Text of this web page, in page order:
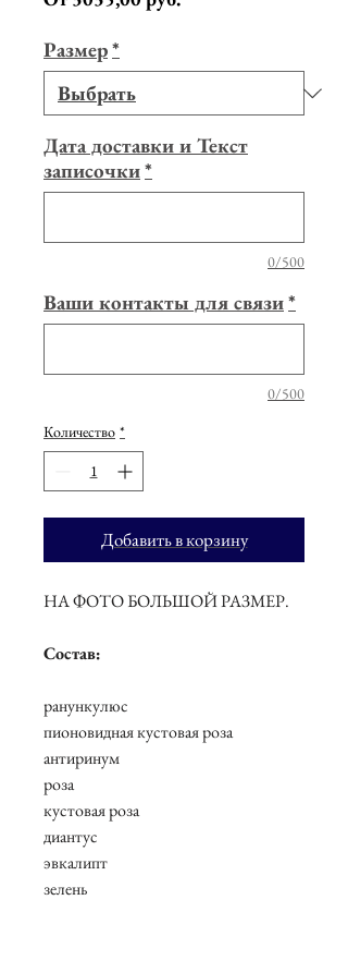
Размер*
Дата доставки и Текст
записочки*
0/500
Ваши контакты для связи*
0/500
Количество *
Добавить в корзину
НА ФОТО БОЛЬШОЙ РАЗМЕР.
Состав:
ранункулюс
пионовидная кустовая роза
антиринум
роза
кустовая роза
диантус
эвкалипт
зелень